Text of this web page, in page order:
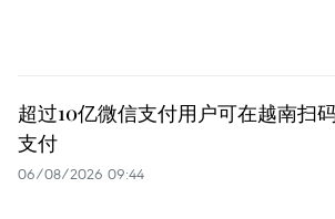
超过10亿微信支付用户可在越南扫
支付
06/08/2026 09:44